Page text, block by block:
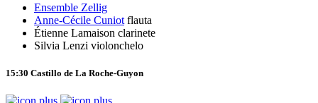
Ensemble Zellig
Anne-Cécile Cuniot flauta
Étienne Lamaison clarinete
Silvia Lenzi violonchelo
15:30 Castillo de La Roche-Guyon